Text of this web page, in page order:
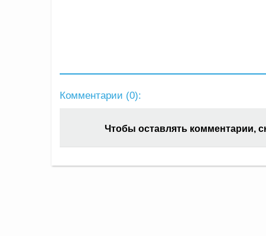
Комментарии (0):
Чтобы оставлять комментарии,